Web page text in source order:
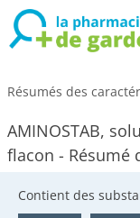
Résumés des
AMINOSTAB,
flacon - Résumé
Contient des